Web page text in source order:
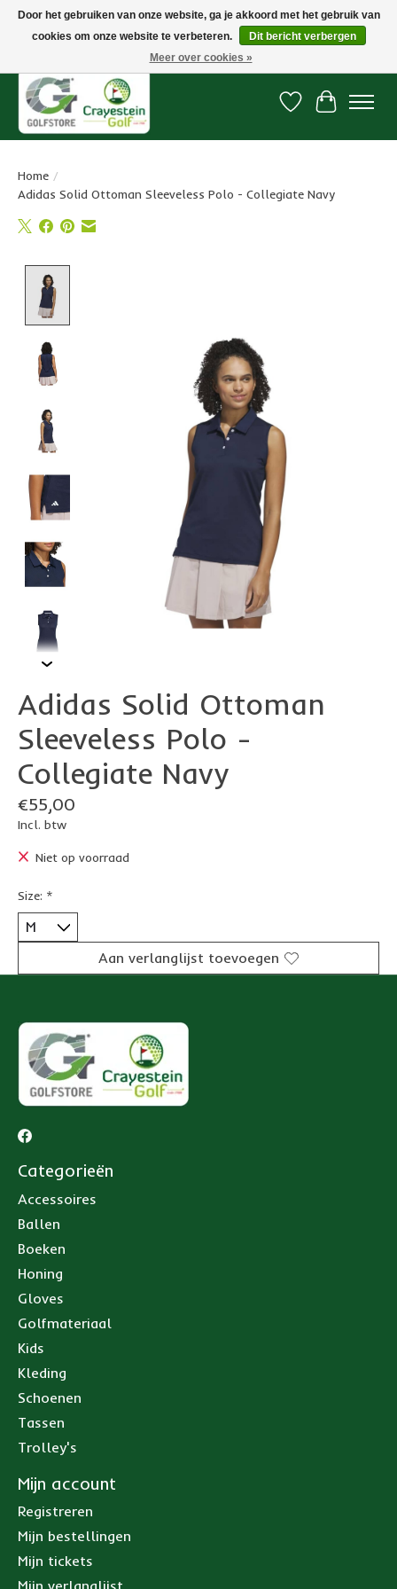
Snelle levering, gratis vanaf € 100. Onze oncourse Golfshop in Dordrecht is
Verlanglijst
Home /
Adidas Solid Ottoman Sleeveless Polo - Collegiate Navy
Adidas Solid Ottoman
Sleeveless Polo -
Collegiate Navy
€55,00
Incl. btw
Niet op voorraad
Size: *
Aan verlanglijst toevoegen
Categorieën
Accessoires
Ballen
Boeken
Honing
Gloves
Golfmateriaal
Kids
Kleding
Schoenen
Tassen
Trolley's
Mijn account
Registreren
Mijn bestellingen
Mijn tickets
Door het gebruiken van onze website, ga je akkoord met het gebruik van
cookies om onze website te verbeteren.
Dit bericht verbergen
Meer over cookies »